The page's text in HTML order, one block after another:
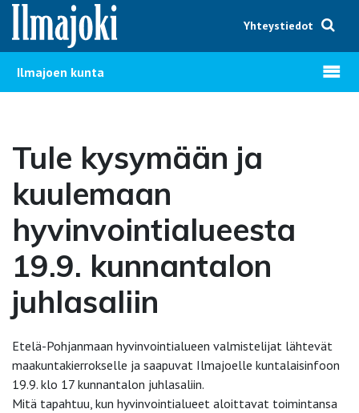
Hyppää sisältöön
Yhteystiedot
Ilmajoen kunta Avaa
Tule kysymään ja
kuulemaan
hyvinvointialueesta
19.9. kunnantalon
juhlasaliin
Etelä-Pohjanmaan hyvinvointialueen valmistelijat lähtevät
maakuntakierrokselle ja saapuvat Ilmajoelle kuntalaisinfoon
19.9. klo 17 kunnantalon juhlasaliin.
Mitä tapahtuu, kun hyvinvointialueet aloittavat toimintansa